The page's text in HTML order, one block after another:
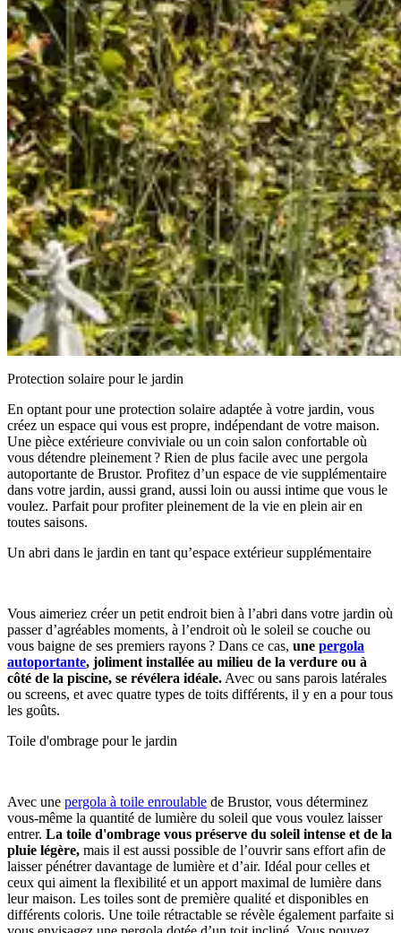
Protection solaire pour le jardin
En optant pour une protection solaire adaptée à votre jardin, vous
créez un espace qui vous est propre, indépendant de votre maison.
Une pièce extérieure conviviale ou un coin salon confortable où
vous détendre pleinement ? Rien de plus facile avec une pergola
autoportante de Brustor. Profitez d’un espace de vie supplémentaire
dans votre jardin, aussi grand, aussi loin ou aussi intime que vous le
voulez. Parfait pour profiter pleinement de la vie en plein air en
toutes saisons.
Un abri dans le jardin en tant qu’espace extérieur supplémentaire
Vous aimeriez créer un petit endroit bien à l’abri dans votre jardin où
passer d’agréables moments, à l’endroit où le soleil se couche ou
vous baigne de ses premiers rayons ? Dans ce cas, une pergola
autoportante, joliment installée au milieu de la verdure ou à
côté de la piscine, se révélera idéale. Avec ou sans parois latérales
ou screens, et avec quatre types de toits différents, il y en a pour tous
les goûts.
Toile d'ombrage pour le jardin
Avec une pergola à toile enroulable de Brustor, vous déterminez
vous-même la quantité de lumière du soleil que vous voulez laisser
entrer. La toile d'ombrage vous préserve du soleil intense et de la
pluie légère, mais il est aussi possible de l’ouvrir sans effort afin de
laisser pénétrer davantage de lumière et d’air. Idéal pour celles et
ceux qui aiment la flexibilité et un apport maximal de lumière dans
leur maison. Les toiles sont de première qualité et disponibles en
différents coloris. Une toile rétractable se révèle également parfaite si